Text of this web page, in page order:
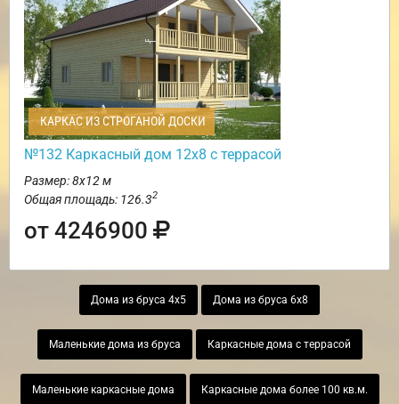
КАРКАС ИЗ СТРОГАНОЙ ДОСКИ
№132 Каркасный дом 12х8 с террасой
Размер: 8х12 м
Общая площадь: 126.32
от 4246900
Дома из бруса 4х5 Дома из бруса 6х8
Маленькие дома из бруса Каркасные дома с террасой
Маленькие каркасные дома Каркасные дома более 100 кв.м.